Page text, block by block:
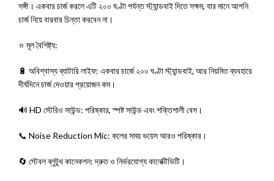
সঙ্গী। একবার চার্জ করলে এটি ২০০ ঘণ্টা পর্যন্ত স্ট্যান্ডবাই দিতে সক্ষম, যার মানে আপনি
চার্জ নিয়ে বারবার চিন্তা করবেন না।
⭐ মূল বৈশিষ্ট্য:
🔋 অবিশ্বাস্য ব্যাটারি লাইফ: একবার চার্জে ২০০ ঘণ্টা স্ট্যান্ডবাই, আর নিয়মিত ব্যবহারে
দীর্ঘদিনে চার্জ দেওয়ার প্রয়োজন কম।
🔊 HD স্টেরিও সাউন্ড: পরিষ্কার, স্পষ্ট সাউন্ড এবং শক্তিশালী বেস।
📞 Noise Reduction Mic: কলের সময় ভয়েস আরও পরিষ্কার।
🔄 স্টেবল ব্লুটুথ কানেকশন: দ্রুত ও নির্ভরযোগ্য কানেক্টিভিটি।